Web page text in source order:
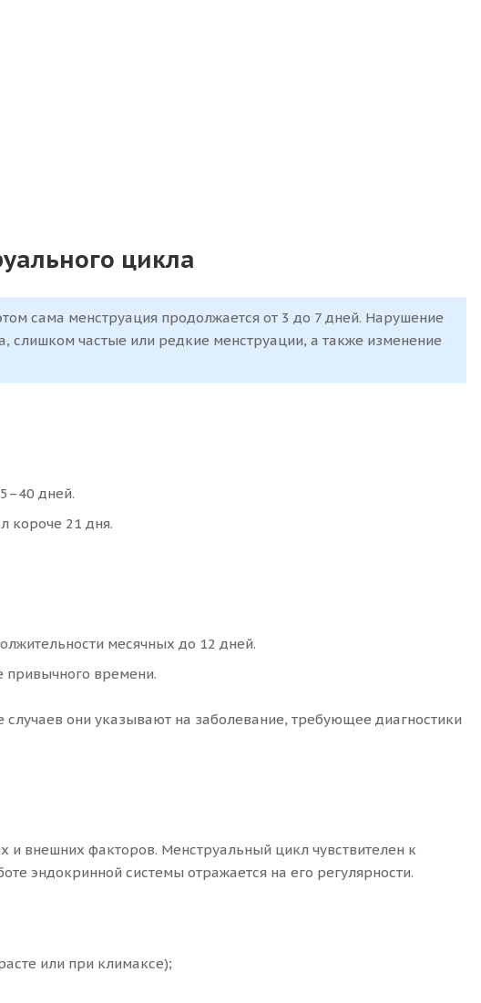
цикла
сама менструация продолжается от 3 до 7 дней. Нарушение
слишком частые или редкие менструации, а также изменение
дней.
короче 21 дня.
месячных до 12 дней.
привычного времени.
они указывают на заболевание, требующее диагностики
и внешних факторов. Менструальный цикл чувствителен к
эндокринной системы отражается на его регулярности.
или при климаксе);